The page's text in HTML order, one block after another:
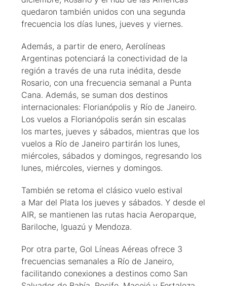
quedaron también unidos con una segunda
frecuencia los días lunes, jueves y viernes.
Además, a partir de enero, Aerolíneas
Argentinas potenciará la conectividad de la
región a través de una ruta inédita, desde
Rosario, con una frecuencia semanal a Punta
Cana. Además, se suman dos destinos
internacionales: Florianópolis y Río de Janeiro.
Los vuelos a Florianópolis serán sin escalas
los martes, jueves y sábados, mientras que los
vuelos a Río de Janeiro partirán los lunes,
miércoles, sábados y domingos, regresando los
lunes, miércoles, viernes y domingos.
También se retoma el clásico vuelo estival
a Mar del Plata los jueves y sábados. Y desde el
AIR, se mantienen las rutas hacia Aeroparque,
Bariloche, Iguazú y Mendoza.
Por otra parte, Gol Líneas Aéreas ofrece 3
frecuencias semanales a Río de Janeiro,
facilitando conexiones a destinos como San